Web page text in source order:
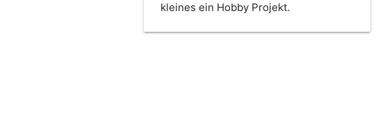
kleines ein Hobby Projekt.